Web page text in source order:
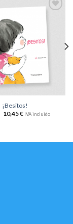
deseos
¡Besitos!
10,45€ IVA incluido